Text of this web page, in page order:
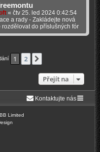
« čtv 25. led 2024 0:42:54
a rady - Zakládejte nová
do příslušných fór
1 2
Přejít na
Kontaktujte nás
Limited